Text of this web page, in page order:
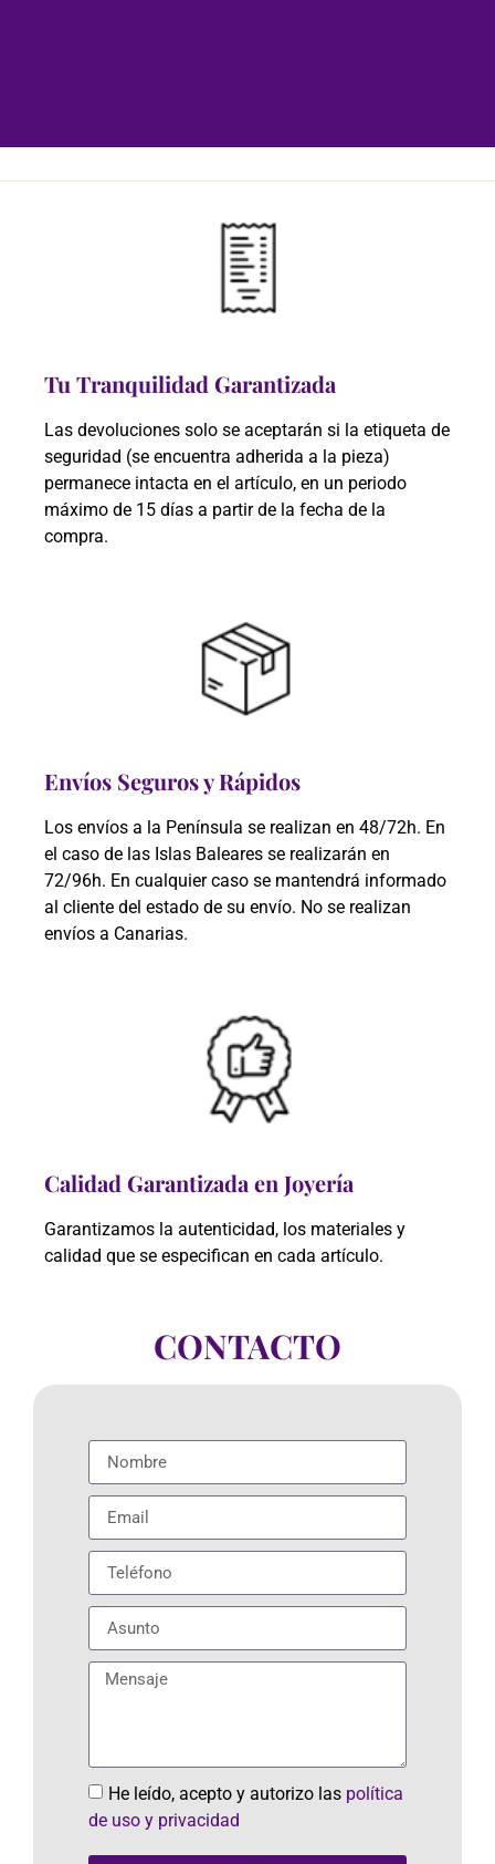
Tu Tranquilidad Garantizada
Las devoluciones solo se aceptarán si la etiqueta de
seguridad (se encuentra adherida a la pieza)
permanece intacta en el artículo, en un periodo
máximo de 15 días a partir de la fecha de la
compra.
Envíos Seguros y Rápidos
Los envíos a la Península se realizan en 48/72h. En
el caso de las Islas Baleares se realizarán en
72/96h. En cualquier caso se mantendrá informado
al cliente del estado de su envío. No se realizan
envíos a Canarias.
Calidad Garantizada en Joyería
Garantizamos la autenticidad, los materiales y
calidad que se especifican en cada artículo.
CONTACTO
He leído, acepto y autorizo las política
de uso y privacidad